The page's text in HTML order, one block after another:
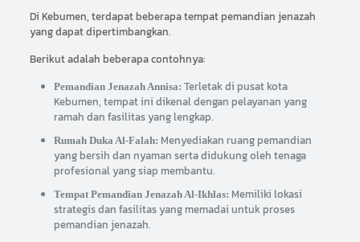
Di Kebumen, terdapat beberapa tempat pemandian jenazah
yang dapat dipertimbangkan.
Berikut adalah beberapa contohnya:
Pemandian Jenazah Annisa: Terletak di pusat kota
Kebumen, tempat ini dikenal dengan pelayanan yang
ramah dan fasilitas yang lengkap.
Rumah Duka Al-Falah: Menyediakan ruang pemandian
yang bersih dan nyaman serta didukung oleh tenaga
profesional yang siap membantu.
Tempat Pemandian Jenazah Al-Ikhlas: Memiliki lokasi
strategis dan fasilitas yang memadai untuk proses
pemandian jenazah.